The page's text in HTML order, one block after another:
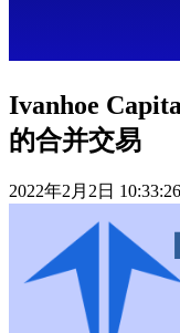
Ivanhoe
的合并交易
2022年2月2日 10:33:26